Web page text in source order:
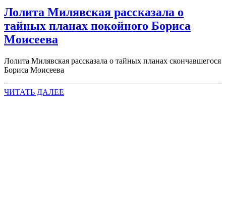
Лолита Милявская рассказала о
тайных планах покойного Бориса
Моисеева
Лолита Милявская рассказала о тайных планах скончавшегося
Бориса Моисеева
ЧИТАТЬ ДАЛЕЕ